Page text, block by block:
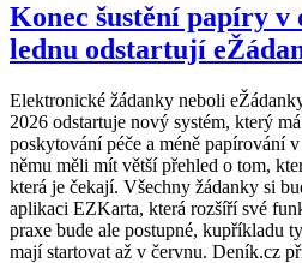
Konec šustění papíry
lednu odstartují
Elektronické žádanky neboli
2026 odstartuje nový systém, který
poskytování péče a méně papírování
němu měli mít větší přehled o tom,
která je čekají. Všechny žádanky si
aplikaci EZKarta, která rozšíří své
praxe bude ale postupné, kupříkladu
mají startovat až v červnu. Deník.cz